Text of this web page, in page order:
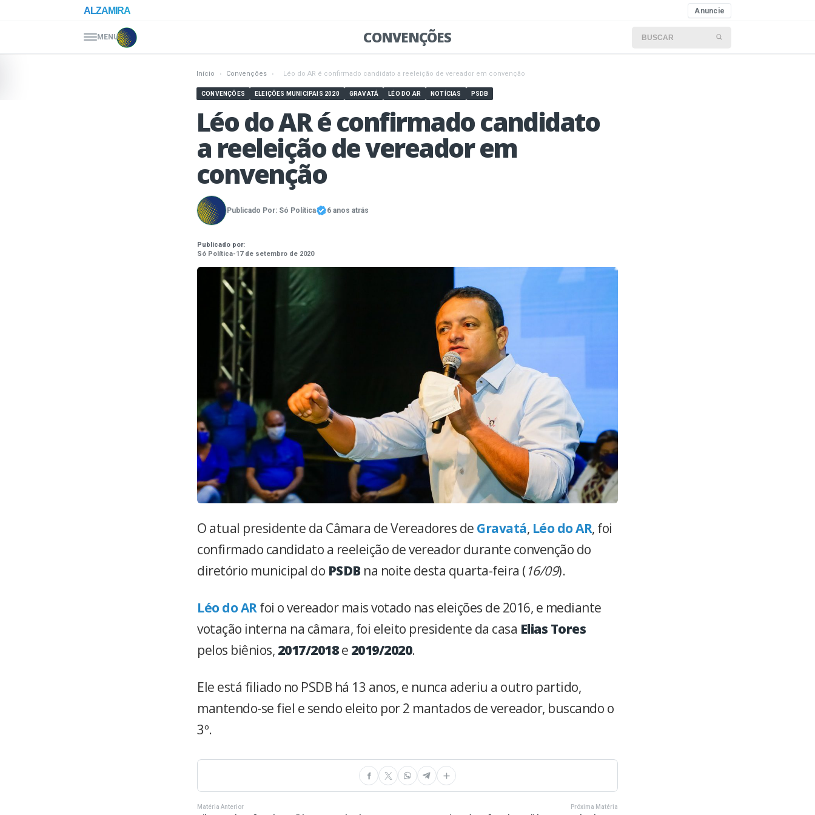
ALZAMIRA Anuncie
MENU CONVENÇÕES Buscar por:
Início › Convenções › Léo do AR é confirmado candidato a reeleição de vereador em convenção
CONVENÇÕES ELEIÇÕES MUNICIPAIS 2020 GRAVATÁ LÉO DO AR NOTÍCIAS PSDB
Léo do AR é confirmado candidato
a reeleição de vereador em
convenção
Publicado Por: Só Política 6 anos atrás
Publicado por:
Só Política-17 de setembro de 2020
O atual presidente da Câmara de Vereadores de Gravatá, Léo do AR, foi
confirmado candidato a reeleição de vereador durante convenção do
diretório municipal do PSDB na noite desta quarta-feira (16/09).
Léo do ARfoi o vereador mais votado nas eleições de 2016, e mediante
votação interna na câmara, foi eleito presidente da casa Elias Tores
pelos biênios, 2017/2018e 2019/2020.
Ele está filiado no PSDB há 13 anos, e nunca aderiu a outro partido,
mantendo-se fiel e sendo eleito por 2 mantados de vereador, buscando o
3º.
Matéria Anterior Próxima Matéria